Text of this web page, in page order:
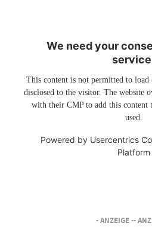
We need your
This content is not permitted to load
disclosed to the visitor. The website
with their CMP to add this content
used.
Powered by Usercentrics
Platform
- ANZEIGE --